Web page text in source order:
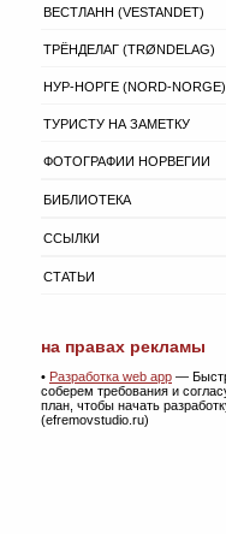
ВЕСТЛАНН (VESTANDET)
ТРЁНДЕЛАГ (TRØNDELAG)
НУР-НОРГЕ (NORD-NORGE)
ТУРИСТУ НА ЗАМЕТКУ
ФОТОГРАФИИ НОРВЕГИИ
БИБЛИОТЕКА
ССЫЛКИ
СТАТЬИ
на правах рекламы
• Разработка web app —
соберем требования и
план, чтобы начать
(efremovstudio.ru)